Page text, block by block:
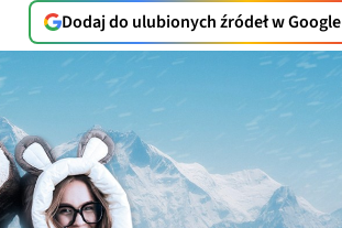
Dodaj do ulubionych źródeł w Google